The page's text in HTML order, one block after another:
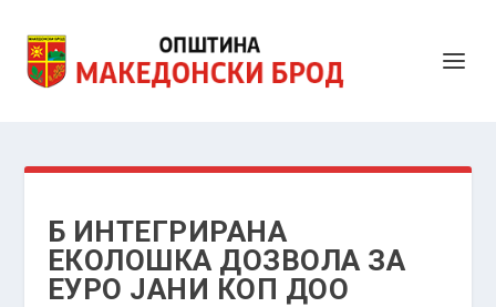
Б ИНТЕГРИРАНА
ЕКОЛОШКА ДОЗВОЛА ЗА
ЕУРО ЈАНИ КОП ДОО